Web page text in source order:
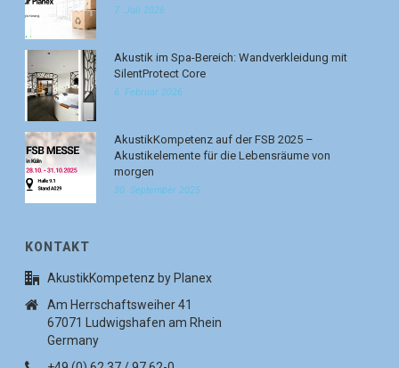
7. Juli 2026
Akustik im Spa-Bereich: Wandverkleidung mit
SilentProtect Core
6. Februar 2026
AkustikKompetenz auf der FSB 2025 –
Akustikelemente für die Lebensräume von
morgen
30. September 2025
KONTAKT
AkustikKompetenz by Planex
Am Herrschaftsweiher 41
67071 Ludwigshafen am Rhein
Germany